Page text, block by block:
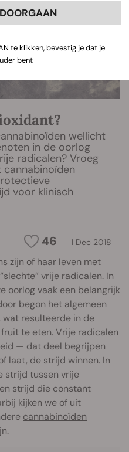
wellicht
in de oorlog
radicalen? Vroeg
voor klinisch
46 1 Dec 2018
zijn of haar leven met
vrije radicalen. In
oorlog vaak een belangrijk
begon het algemeen
wat resulteerde in de
te eten. Vrije radicalen
— dat deel begrijpen
laat, de strijd winnen. In
strijd tussen vrije
strijd die constant
kijken we of uit
cannabinoïden
te klikken, bevestig je dat je
bent